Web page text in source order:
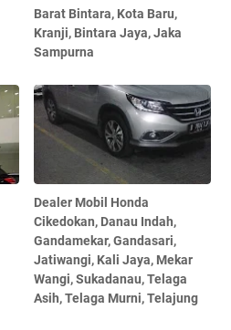
Barat Bintara, Kota Baru,
Kranji, Bintara Jaya, Jaka
Sampurna
Dealer Mobil Honda
Cikedokan, Danau Indah,
Gandamekar, Gandasari,
Jatiwangi, Kali Jaya, Mekar
Wangi, Sukadanau, Telaga
Asih, Telaga Murni, Telajung